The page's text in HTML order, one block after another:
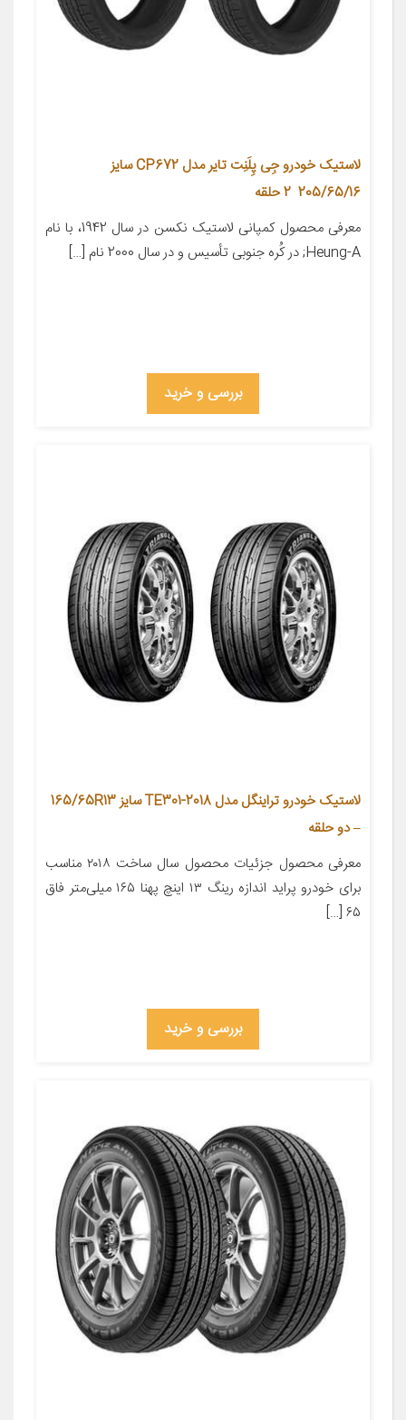
لاستیک خودرو جِی‌ پِلَنِت تایر مدل CP672 سایز
205/65/16 2 حلقه
معرفی محصول کمپانی لاستیک نکسن در سال 1942، با نام
Heung-A; در کُره­ جنوبی تأسیس و در سال 2000 نام […]
بررسی و خرید
لاستیک خودرو تراینگل مدل TE301-2018 سایز 165/65R13
– دو حلقه
معرفی محصول جزئیات محصول سال ساخت ۲۰۱۸ مناسب
برای خودرو پراید اندازه رینگ ۱۳ اینچ پهنا ۱۶۵ میلی‌متر فاق
۶۵ […]
بررسی و خرید